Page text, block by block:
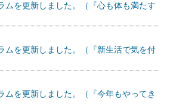
ムを更新しました。（『心も体も満たす
ムを更新しました。（『新生活で気を付
ムを更新しました。（『今年もやってき